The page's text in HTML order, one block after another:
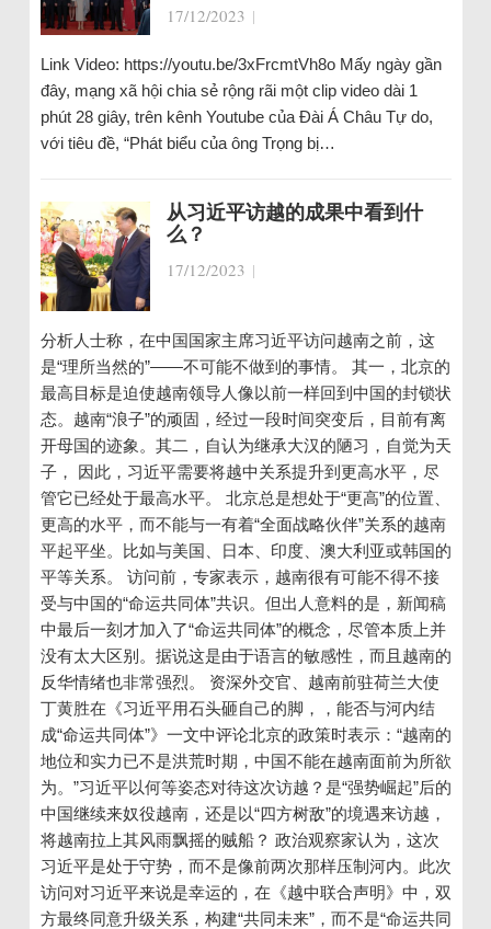
17/12/2023 |
Link Video: https://youtu.be/3xFrcmtVh8o Mấy ngày gần
đây, mạng xã hội chia sẻ rộng rãi một clip video dài 1
phút 28 giây, trên kênh Youtube của Đài Á Châu Tự do,
với tiêu đề, “Phát biểu của ông Trọng bị…
从习近平访越的成果中看到什
么？
17/12/2023 |
分析人士称，在中国国家主席习近平访问越南之前，这
是“理所当然的”——不可能不做到的事情。 其一，北京的
最高目标是迫使越南领导人像以前一样回到中国的封锁状
态。越南“浪子”的顽固，经过一段时间突变后，目前有离
开母国的迹象。其二，自认为继承大汉的陋习，自觉为天
子， 因此，习近平需要将越中关系提升到更高水平，尽
管它已经处于最高水平。 北京总是想处于“更高”的位置、
更高的水平，而不能与一有着“全面战略伙伴”关系的越南
平起平坐。比如与美国、日本、印度、澳大利亚或韩国的
平等关系。 访问前，专家表示，越南很有可能不得不接
受与中国的“命运共同体”共识。但出人意料的是，新闻稿
中最后一刻才加入了“命运共同体”的概念，尽管本质上并
没有太大区别。据说这是由于语言的敏感性，而且越南的
反华情绪也非常强烈。 资深外交官、越南前驻荷兰大使
丁黄胜在《习近平用石头砸自己的脚，，能否与河内结
成“命运共同体”》一文中评论北京的政策时表示：“越南的
地位和实力已不是洪荒时期，中国不能在越南面前为所欲
为。”习近平以何等姿态对待这次访越？是“强势崛起”后的
中国继续来奴役越南，还是以“四方树敌”的境遇来访越，
将越南拉上其风雨飘摇的贼船？ 政治观察家认为，这次
习近平是处于守势，而不是像前两次那样压制河内。此次
访问对习近平来说是幸运的，在《越中联合声明》中，双
方最终同意升级关系，构建“共同未来”，而不是“命运共同